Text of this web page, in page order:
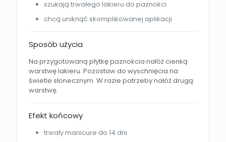
szukają trwałego lakieru do paznokci
chcą uniknąć skomplikowanej aplikacji
Sposób użycia
Na przygotowaną płytkę paznokcia nałóż cienką
warstwę lakieru. Pozostaw do wyschnięcia na
świetle słonecznym. W razie potrzeby nałóż drugą
warstwę.
Efekt końcowy
trwały manicure do 14 dni